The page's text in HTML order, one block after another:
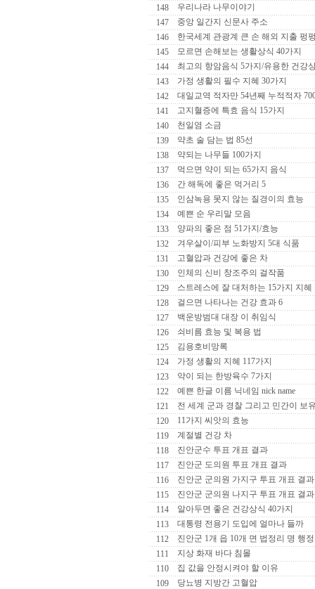
148
우리나라 나무이야기
147
중앙 일간지 신문사 주소
146
한국세계 관광계 큰 손 해외 지출 펑
145
모르면 손해보는 생활상식 40가지
144
최고의 항암음식 5가지/유용한 건강
143
가정 생활의 필수 지혜 30가지
142
대일교역 적자만 54년째 누적적자
141
고지혈증에 특효 음식 15가지
140
천일염 소금
139
약초 술 담는 법 85선
138
약되는 나무들 100가지
137
먹으면 약이 되는 65가지 음식
136
간 해독에 좋은 먹거리 5
135
인삼녹용 못지 않는 질경이의 효능
134
예쁜 순 우리말 모음
133
양파의 좋은 점 51가지/효능
132
겨우살이/피부 노화방지 5대 식품
131
고혈압과 건강에 좋은 차
130
인체의 신비 창조주의 걸작품
129
스트레스에 잘 대처하는 15가지 지혜
128
걸으면 나타나는 건강 효과 6
127
백운방범대 대장 이 취임식
126
쇠비름 효능 및 복용 법
125
김용호비망록
124
가정 생활의 지혜 117가지
123
약이 되는 한방육수 7가지
122
예쁜 한글 이름 닉네임 nick name
121
전 세계 군과 경찰 그리고 민간이 보
120
11가지 씨앗의 효능
119
계절별 건강 차
118
진안군수 투표 개표 결과
117
진안군 도의원 투표 개표 결과
116
진안군 군의원 가지구 투표 개표 결과
115
진안군 군의원 나지구 투표 개표 결과
114
알아두면 좋은 건강상식 40가지
113
대통령 전용기 도입에 얼마나 들까
112
진안군 1개 읍 10개 면 법정리 명 행
111
지상 화재 바다 침몰
110
집 값을 안정시켜야 할 이유
109
당뇨병 지방간 고혈압